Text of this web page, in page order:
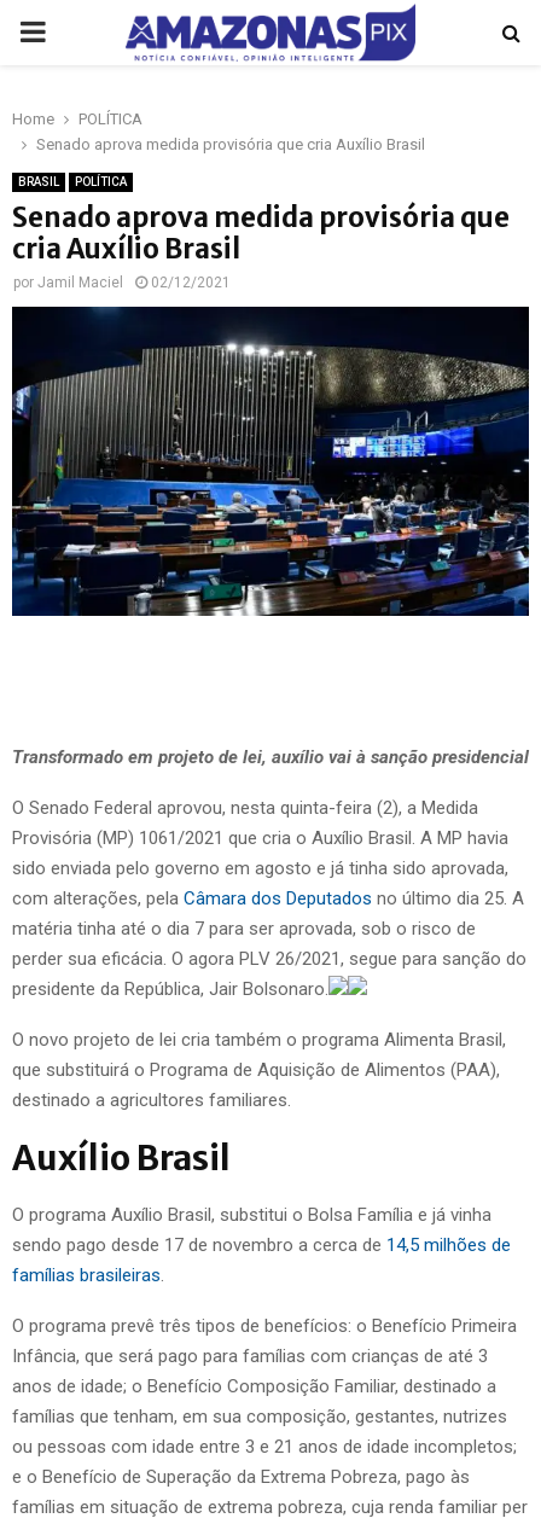
PRIMARY
Home
POLÍTICA
Senado aprova medida provisória que cria Auxílio Brasil
BRASIL POLÍTICA
Senado aprova medida provisória que
cria Auxílio Brasil
por Jamil Maciel 02/12/2021
Transformado em projeto de lei, auxílio vai à sanção presidencial
O Senado Federal aprovou, nesta quinta-feira (2), a Medida
Provisória (MP) 1061/2021 que cria o Auxílio Brasil. A MP havia
sido enviada pelo governo em agosto e já tinha sido aprovada,
com alterações, pela Câmara dos Deputados no último dia 25. A
matéria tinha até o dia 7 para ser aprovada, sob o risco de
perder sua eficácia. O agora PLV 26/2021, segue para sanção do
presidente da República, Jair Bolsonaro.
O novo projeto de lei cria também o programa Alimenta Brasil,
que substituirá o Programa de Aquisição de Alimentos (PAA),
destinado a agricultores familiares.
Auxílio Brasil
O programa Auxílio Brasil, substitui o Bolsa Família e já vinha
sendo pago desde 17 de novembro a cerca de 14,5 milhões de
famílias brasileiras
O programa prevê três tipos de benefícios: o Benefício Primeira
Infância, que será pago para famílias com crianças de até 3
anos de idade; o Benefício Composição Familiar, destinado a
famílias que tenham, em sua composição, gestantes, nutrizes
ou pessoas com idade entre 3 e 21 anos de idade incompletos;
e o Benefício de Superação da Extrema Pobreza, pago às
famílias em situação de extrema pobreza, cuja renda familiar per